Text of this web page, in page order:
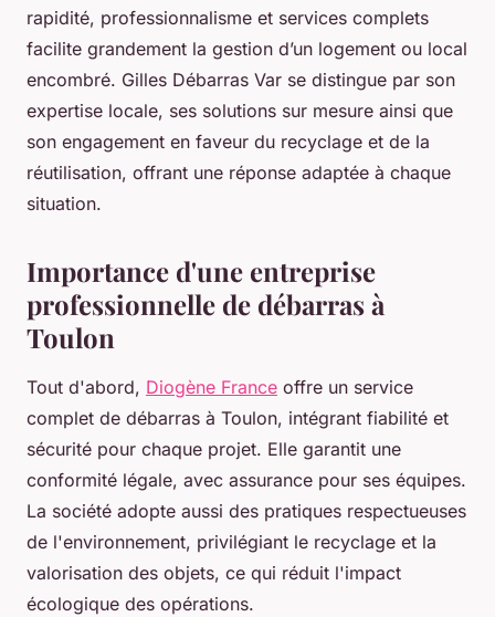
rapidité, professionnalisme et services complets
facilite grandement la gestion d’un logement ou local
encombré. Gilles Débarras Var se distingue par son
expertise locale, ses solutions sur mesure ainsi que
son engagement en faveur du recyclage et de la
réutilisation, offrant une réponse adaptée à chaque
situation.
Importance d'une entreprise
professionnelle de débarras à
Toulon
Tout d'abord, Diogène France offre un service
complet de débarras à Toulon, intégrant fiabilité et
sécurité pour chaque projet. Elle garantit une
conformité légale, avec assurance pour ses équipes.
La société adopte aussi des pratiques respectueuses
de l'environnement, privilégiant le recyclage et la
valorisation des objets, ce qui réduit l'impact
écologique des opérations.